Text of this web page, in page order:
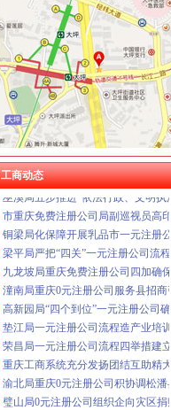
工商动态
工商动态
沙坪坝局抓住“五个关键”0元注册公
江津局“两手抓”一元注册公司流程
永川局0元注册公司流程化合同帮扶
沙坪坝局免费注册公司部分工商所
永川局0元注册公司实施四项工程提
沙坪坝局以四型模范为指针造“四型
双桥局重庆0元注册公司采取有效措
巫溪局五步推进“依法行政、文明执
市重庆免费注册公司局副巡视员高
铜梁局化保障开展乳品市一元注册
梁平局严把“四关”一元注册公司流
九龙坡局重庆免费注册公司四加确
潼南局重庆0元注册公司服务县招商
高新园局“四个到位”一元注册公司确
垫江局一元注册公司流程造产业培
荣昌局一元注册公司流程四举措建
重庆工商系统充分发扬团结互助精
渝北局重庆0元注册公司积协调松潘
璧山局0元注册公司组织企向灾区捐
万盛局五项措施加“五一”一元注册